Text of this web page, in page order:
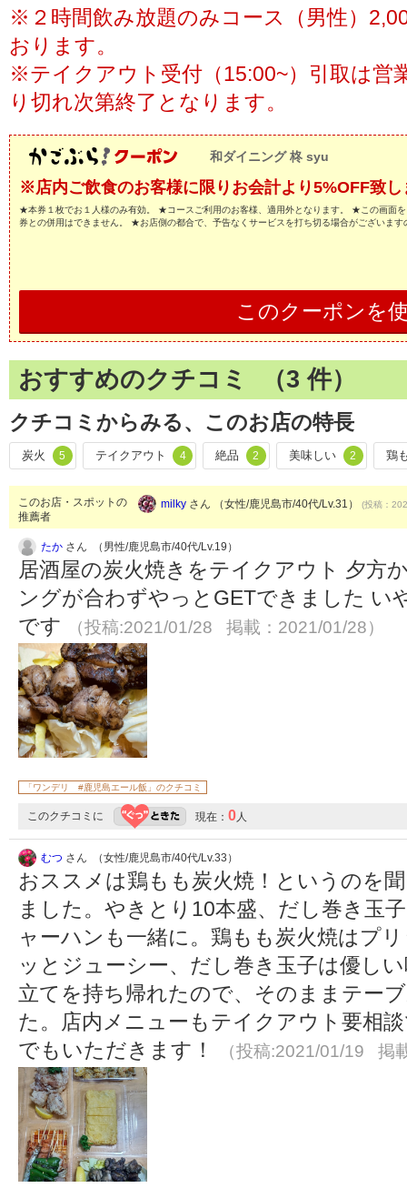
※２時間飲み放題のみコース（男性）
おります。
※テイクアウト受付（15:00~）引取は営
り切れ次第終了となります。
和ダイニング 柊 syu
※店内ご飲食のお客様に限りお会計より5%OFF致し
★本券１枚でお１人様のみ有効。 ★コースご利用のお客様、適用外となります。 ★この画面
券との併用はできません。 ★お店側の都合で、予告なくサービスを打ち切る場合がございます
このクーポンを
おすすめのクチコミ （3 件）
クチコミからみる、このお店の特長
炭火 5 テイクアウト 4 絶品 2 美味しい 2 鶏
このお店・スポットの
推薦者
milky さん （女性/鹿児島市/40代/Lv.31） (投稿：
たか さん （男性/鹿児島市/40代/Lv.19）
居酒屋の炭火焼きをテイクアウト 夕方
ングが合わずやっとGETできました い
です
（投稿:2021/01/28 掲載：2021/01/28）
「ワンデリ #鹿児島エール飯」のクチコミ
このクチコミに 現在： 0 人
むつ さん （女性/鹿児島市/40代/Lv.33）
おススメは鶏もも炭火焼！というのを
ました。やきとり10本盛、だし巻き玉
ャーハンも一緒に。鶏もも炭火焼はプ
ッとジューシー、だし巻き玉子は優し
立てを持ち帰れたので、そのままテー
た。店内メニューもテイクアウト要相
でもいただきます！
（投稿:2021/01/19 掲